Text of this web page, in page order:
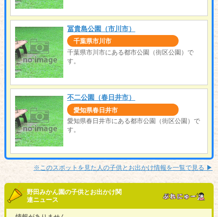
冨貴島公園（市川市）
千葉県市川市
千葉県市川市にある都市公園（街区公園）で
す。
不二公園（春日井市）
愛知県春日井市
愛知県春日井市にある都市公園（街区公園）で
す。
※このスポットを見た人の子供とお出かけ情報を一覧で見る ▶︎
野田みかん園の子供とお出かけ関
連ニュース